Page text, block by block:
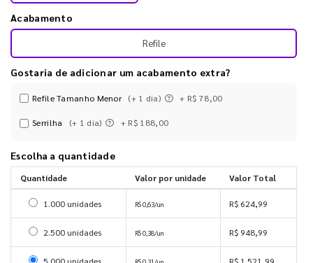
Acabamento
Refile
Gostaria de adicionar um acabamento extra?
Refile Tamanho Menor (+ 1 dia) + R$ 78,00
Serrilha (+ 1 dia) + R$ 188,00
Escolha a quantidade
Quantidade Valor por unidade Valor Total
Selecionar 1000 unidades
1.000 unidades R$ 0,63/un R$ 624,99
Selecionar 2500 unidades
2.500 unidades R$ 0,38/un R$ 948,99